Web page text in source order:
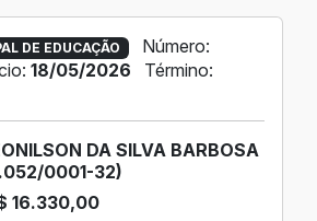
DE EDUCAÇÃO
Número:
18/05/2026
Término:
DA SILVA BARBOSA
0001-32)
16.330,00